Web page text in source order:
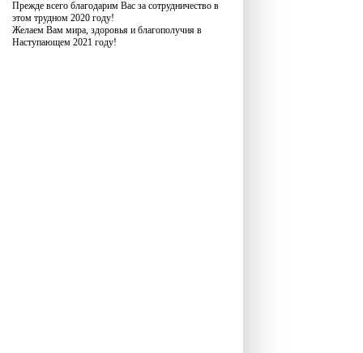
Прежде всего благодарим Вас за сотрудничество в
этом трудном 2020 году!
Желаем Вам мира, здоровья и благополучия в
Наступающем 2021 году!